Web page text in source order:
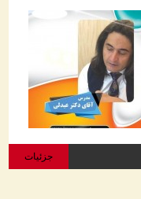
جزئیات